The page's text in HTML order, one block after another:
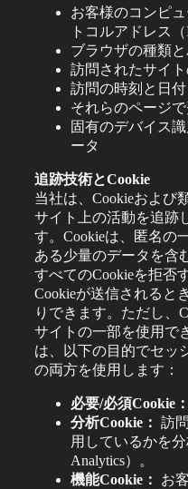
お客様のコンピ
トコルアドレス（
ブラウザの種類
訪問されたサイ
訪問の時刻と日付
それらのページ
固有のデバイス
ータ
追跡技術とCookie
当社は、Cookieおよび
サイト上の活動を追跡
す。Cookieは、匿名の
ある少量のデータを含
すべてのCookieを拒否
Cookieが送信されると
りできます。ただし、
サイトの一部を使用で
は、以下の目的でセッ
の両方を使用します：
必要/必須Cookie：
分析Cookie： 訪
用しているかを
Analytics）。
機能Cookie：
お